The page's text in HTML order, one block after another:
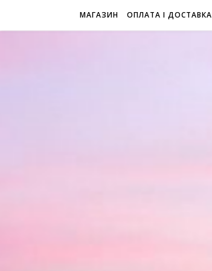
МАГАЗИН ОПЛАТА І ДОСТАВКА